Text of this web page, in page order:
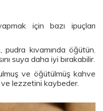
için bazı ipuçları
kıvamında öğütün.
suya daha iyi bırakabilir.
ve öğütülmüş kahve
lezzetini kaybeder.